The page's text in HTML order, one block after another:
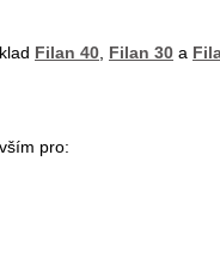
Filan 40, Filan 30 a
pro: